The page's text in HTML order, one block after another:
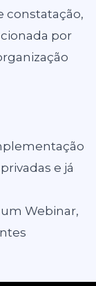
constatação,
por
e já
Webinar,